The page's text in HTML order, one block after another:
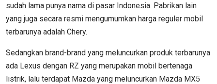
sudah lama punya nama di pasar Indonesia. Pabrikan lain
yang juga secara resmi mengumumkan harga reguler mobil
terbarunya adalah Chery.
Sedangkan brand-brand yang meluncurkan produk terbarunya
ada Lexus dengan RZ yang merupakan mobil bertenaga
listrik, lalu terdapat Mazda yang meluncurkan Mazda MX5